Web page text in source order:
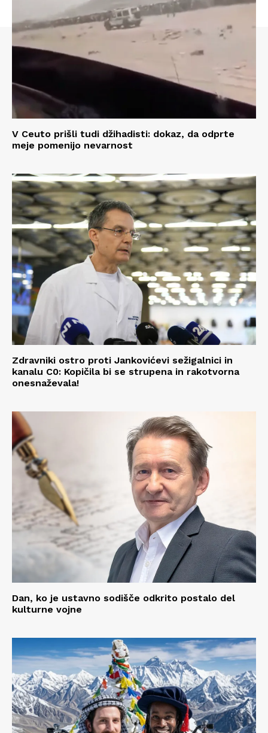
V Ceuto prišli tudi džihadisti: dokaz, da odprte
meje pomenijo nevarnost
Zdravniki ostro proti Jankovićevi sežigalnici in
kanalu C0: Kopičila bi se strupena in rakotvorna
onesnaževala!
Dan, ko je ustavno sodišče odkrito postalo del
kulturne vojne